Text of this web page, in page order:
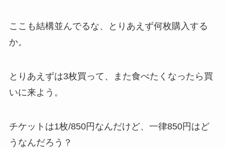
ここも結構並んでるな、とりあえず何枚購入する
か。
とりあえずは3枚買って、また食べたくなったら買
いに来よう。
チケットは1枚/850円なんだけど、一律850円はど
うなんだろう？